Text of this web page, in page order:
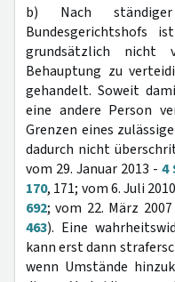
b) Nach ständiger
Bundesgerichtshofs
grundsätzlich nicht
Behauptung zu
gehandelt. Soweit
eine andere Person
Grenzen eines
dadurch nicht
vom 29. Januar 2013 - 4
170, 171; vom 6. Juli
692; vom 22. März
463). Eine
kann erst dann
wenn Umstände